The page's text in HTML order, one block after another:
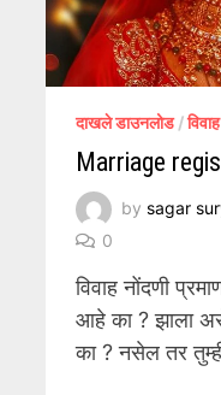
दाखले डाउनलोड/
Marriage
bysagar
0
विवाह नोंदणी
आहे का ? झाला
का ? नसेल तर